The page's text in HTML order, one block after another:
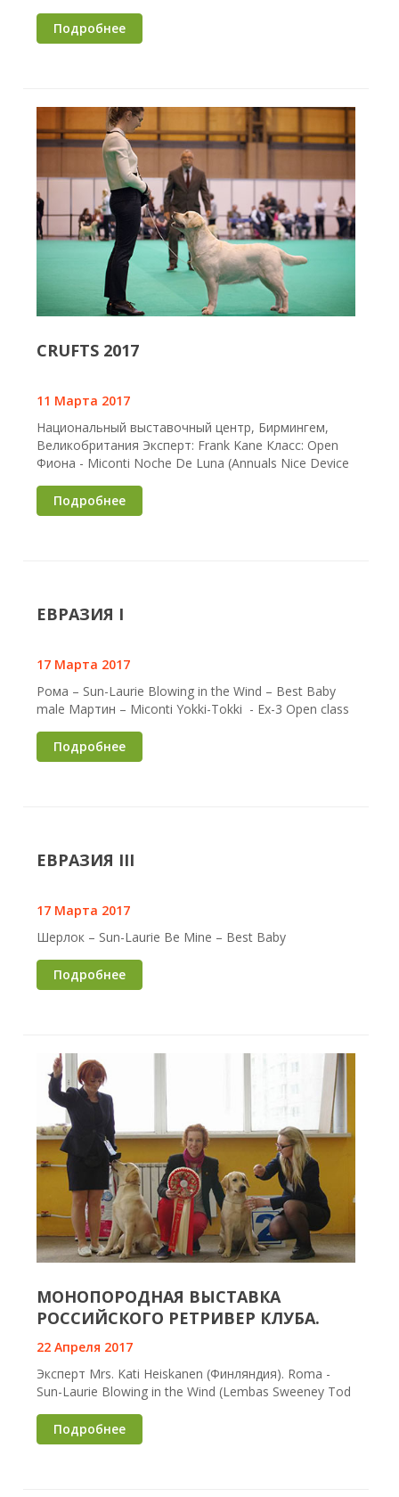
Подробнее
CRUFTS 2017
11 Марта 2017
Национальный выставочный центр, Бирмингем,
Великобритания Эксперт: Frank Kane Класс: Open
Фиона - Miconti Noche De Luna (Annuals Nice Device
Подробнее
ЕВРАЗИЯ I
17 Марта 2017
Рома – Sun-Laurie Blowing in the Wind – Best Baby
male Мартин – Miconti Yokki-Tokki - Ex-3 Open class
Подробнее
ЕВРАЗИЯ III
17 Марта 2017
Шерлок – Sun-Laurie Be Mine – Best Baby
Подробнее
МОНОПОРОДНАЯ ВЫСТАВКА
РОССИЙСКОГО РЕТРИВЕР КЛУБА.
22 Апреля 2017
Эксперт Mrs. Kati Heiskanen (Финляндия). Roma -
Sun-Laurie Blowing in the Wind (Lembas Sweeney Tod
Подробнее